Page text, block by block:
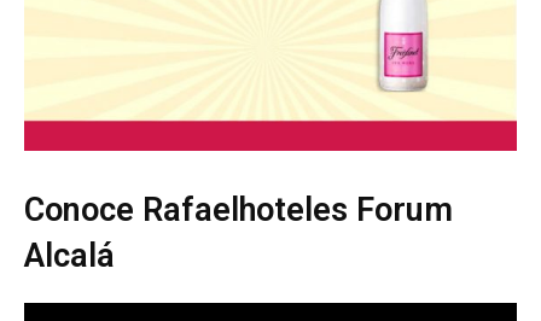
Conoce Rafaelhoteles Forum
Alcalá